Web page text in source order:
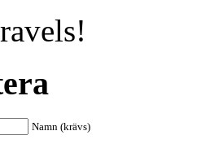
Namn (krävs)